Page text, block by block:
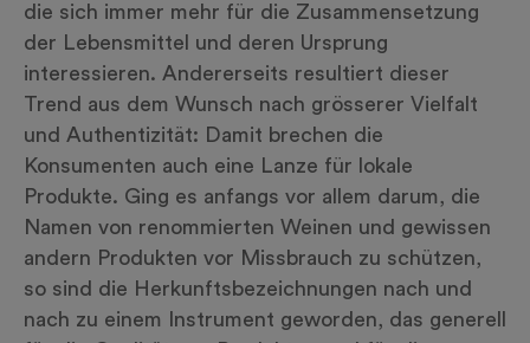
die sich immer mehr für die Zusammensetzung
der Lebensmittel und deren Ursprung
interessieren. Andererseits resultiert dieser
Trend aus dem Wunsch nach grösserer Vielfalt
und Authentizität: Damit brechen die
Konsumenten auch eine Lanze für lokale
Produkte. Ging es anfangs vor allem darum, die
Namen von renommierten Weinen und gewissen
andern Produkten vor Missbrauch zu schützen,
so sind die Herkunftsbezeichnungen nach und
nach zu einem Instrument geworden, das generell